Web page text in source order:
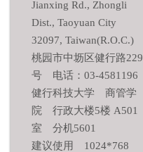
Jianxing Rd., Zhongli
Dist., Taoyuan City
32097, Taiwan(R.O.C.)
桃园市中坜区健行路229
号 电话：03-4581196
健行科技大学 商管学
院 行政大楼5楼 A501
室 分机5601
建议使用 1024*768